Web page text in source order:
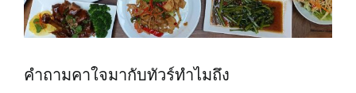
คำถามคาใจมากับทัวร์ทำไมถึง